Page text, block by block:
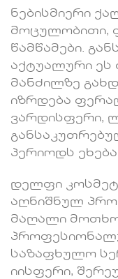
ნებისმიერი
მოცულობითი,
წამწამები.
აქტუალური
მანძილზე
იზრდება
ვარდისფერი,
პერიოდს
დელფი
აღნიშნულ
მაღალი
საზაფხულო
იისფერი,